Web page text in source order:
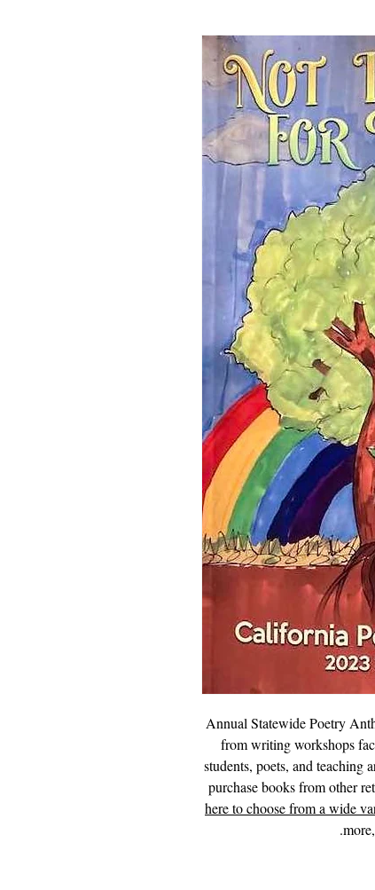
Annual Statewide Poetry
from writing workshops
students, poets, and teaching
purchase books from other
here to choose from a wide